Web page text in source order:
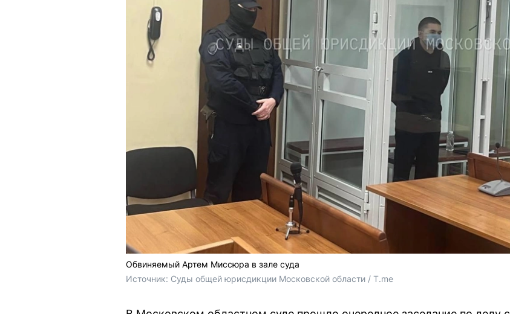
Обвиняемый Артем Миссюра в зале суда
Источник: Суды общей юрисдикции Московской области / T.me